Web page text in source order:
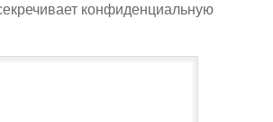
конфиденциальную